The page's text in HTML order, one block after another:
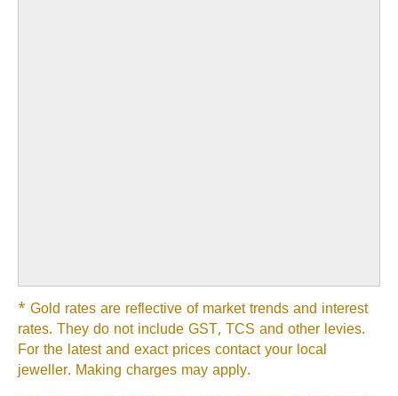
* Gold rates are reflective of market trends and interest
rates. They do not include GST, TCS and other levies.
For the latest and exact prices contact your local
jeweller. Making charges may apply.